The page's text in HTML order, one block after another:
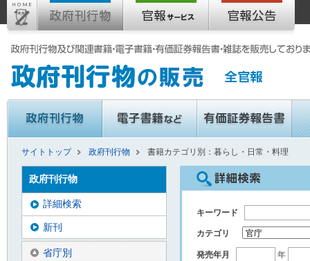
サイトトップ 政府刊行物 書籍カテゴリ別：暮らし・日常・料理
キーワード
カテゴリ
発売年月 年
政府刊行物
詳細検索
新刊
省庁別